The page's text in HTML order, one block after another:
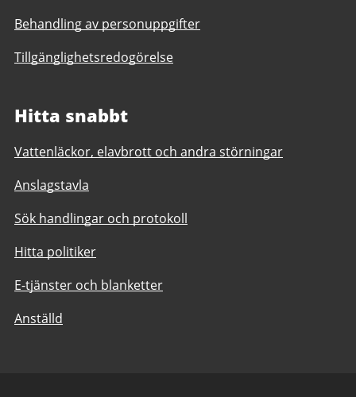
Behandling av personuppgifter
Tillgänglighetsredogörelse
Hitta snabbt
Vattenläckor, elavbrott och andra störningar
Anslagstavla
Sök handlingar och protokoll
Hitta politiker
E-tjänster och blanketter
Anställd